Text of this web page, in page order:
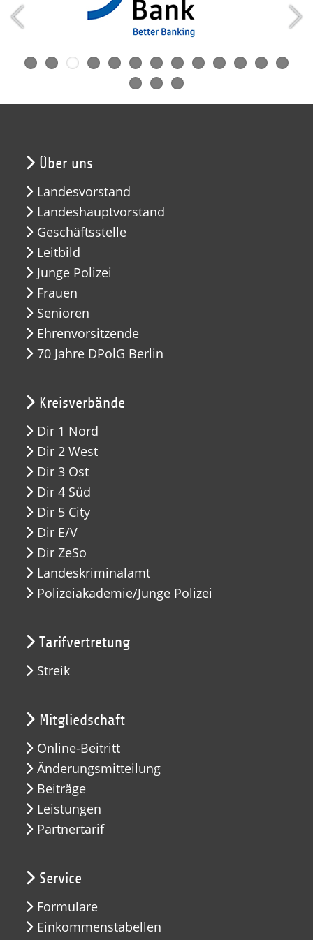
Über uns
Landesvorstand
Landeshauptvorstand
Geschäftsstelle
Leitbild
Junge Polizei
Frauen
Senioren
Ehrenvorsitzende
70 Jahre DPolG Berlin
Kreisverbände
Dir 1 Nord
Dir 2 West
Dir 3 Ost
Dir 4 Süd
Dir 5 City
Dir E/V
Dir ZeSo
Landeskriminalamt
Polizeiakademie/Junge Polizei
Tarifvertretung
Streik
Mitgliedschaft
Online-Beitritt
Änderungsmitteilung
Beiträge
Leistungen
Partnertarif
Service
Formulare
Einkommenstabellen